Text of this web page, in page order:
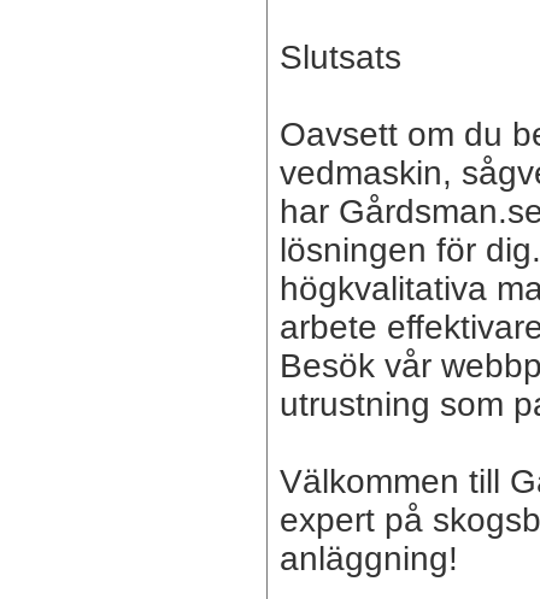
Slutsats
Oavsett om du
vedmaskin,
har
lösningen för
högkvalitativa
arbete
Besök vår
utrustning som
Välkommen till
expert på
anläggning!